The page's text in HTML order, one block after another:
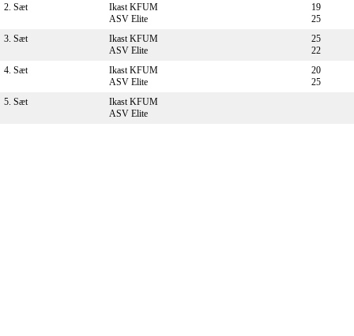
2. Sæt
Ikast KFUM
ASV Elite
19
25
3. Sæt
Ikast KFUM
ASV Elite
25
22
4. Sæt
Ikast KFUM
ASV Elite
20
25
5. Sæt
Ikast KFUM
ASV Elite